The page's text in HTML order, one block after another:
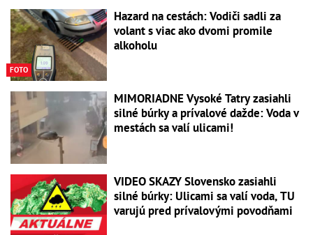
FOTO
Hazard na cestách: Vodiči sadli za
volant s viac ako dvomi promile
alkoholu
MIMORIADNE Vysoké Tatry zasiahli
silné búrky a prívalové dažde: Voda v
mestách sa valí ulicami!
VIDEO SKAZY Slovensko zasiahli
silné búrky: Ulicami sa valí voda, TU
varujú pred prívalovými povodňami